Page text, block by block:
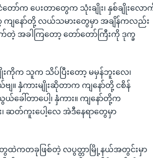
ငံတော်က ပေးတာတွေက သုံးချိုး၊ နှစ်ချိုးလော
ကျနော်တို့ လယ်သမားတွေမှာ အချိန်ကလည်း
က်တဲ့ အခါကြတော့ တော်တော်ကြီးကို ဒုက္ခ
းကိုက သူက သိပ်ပြီးတော့ မမှန်ဘူးလေ၊
ျ။ နှံကားမျိုးဆိုတာက ကျနော်တို့ ငစိန်
ေါ်တာပေါ့၊ နှံကား။ ကျနော်တို့က
ဆတ်ကူးပေါ့လေ အဲဒီနေရာတွေမှာ
ထဲကတခုဖြစ်တဲ့ လပွတ္တာမြို့နယ်အတွင်းမှာ